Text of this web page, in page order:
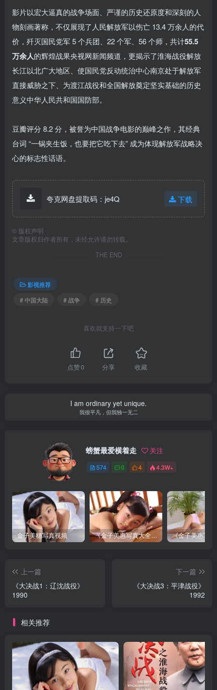
影片以宏大逼真的战争场面、严谨的历史还原度和深刻的人
物刻画著称，不仅展现了人民解放军以伤亡 13.4 万余人的代
价，歼灭国民党军 5 个兵团、22 个军、56 个师，共计55.5
万余人的辉煌战果央视网新闻频道，更揭示了淮海战役解放
长江以北广大地区、使国民党反动统治中心南京处于解放军
直接威胁之下、为渡江战役和全国解放奠定坚实基础的历史
意义中华人民共和国国防部。
豆瓣评分 8.2 分，被誉为中国战争电影的巅峰之作，其经典
台词 “一锅夹生饭，也要把它吃下去” 成为体现解放军战略决
心的标志性话语。
夸克网盘提取码：je4Q 下载
© 版权声明
文章版权归作者所有，未经允许请勿转载。
THE END
影视推荐
# 中国大陆
# 战争 # 历史
喜欢就支持一下吧
点赞0 分享 收藏
I am ordinary yet unique.
我很平凡，但我独一无二
螃蟹最爱横着走 关注
574 0 4 4.3W+
金子美穗写真视频 《金子美惠写真大全》第一卷
上一篇
《大决战1：辽沈战役》
1990
下一篇
《大决战3：平津战役》
1992
相关推荐